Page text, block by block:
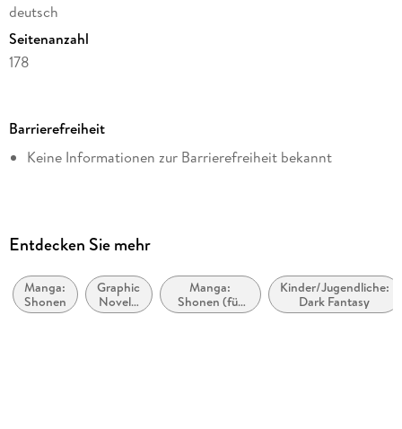
deutsch
Seitenanzahl
178
Altersempfehlung
von 14 bis 99 Jahren
Autor/Autorin
Übersetzung
Claudia Peter
Barrierefreiheit
Keine Informationen zur Barrierefreiheit bekannt
Entdecken Sie mehr
Manga:
Shonen
Graphic
Novel /
Comic /
Manga:
Shonen (für
Jungen im
Kinder/Jugendliche:
Dark Fantasy